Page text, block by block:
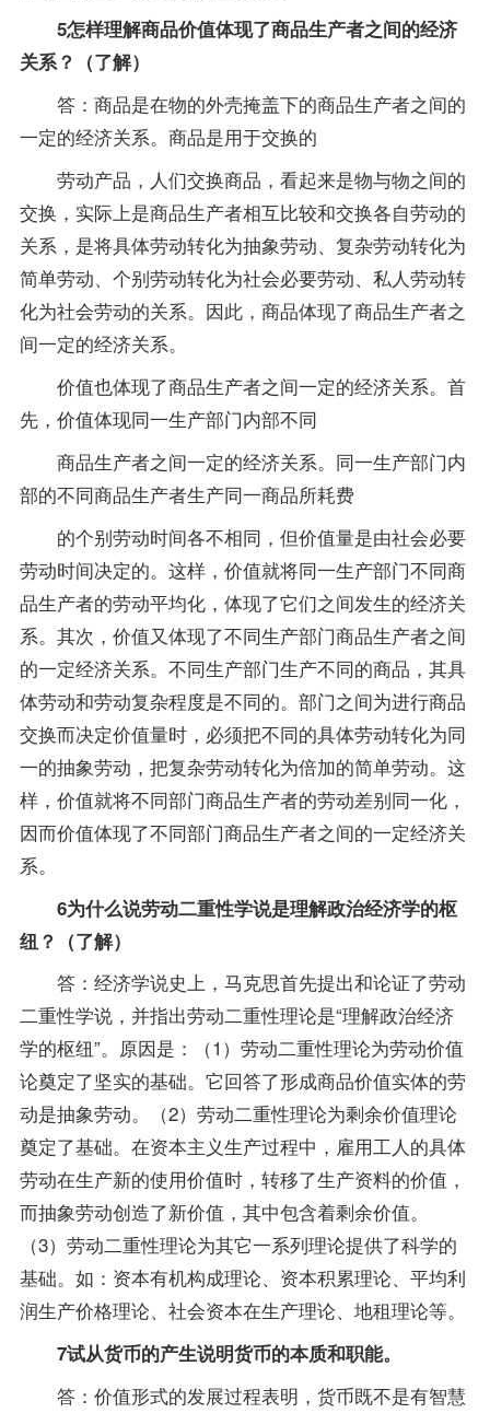
5怎样理解商品价值体现了商品生产者之间的经济
关系？（了解）
答：商品是在物的外壳掩盖下的商品生产者之间的
一定的经济关系。商品是用于交换的
劳动产品，人们交换商品，看起来是物与物之间的
交换，实际上是商品生产者相互比较和交换各自劳动的
关系，是将具体劳动转化为抽象劳动、复杂劳动转化为
简单劳动、个别劳动转化为社会必要劳动、私人劳动转
化为社会劳动的关系。因此，商品体现了商品生产者之
间一定的经济关系。
价值也体现了商品生产者之间一定的经济关系。首
先，价值体现同一生产部门内部不同
商品生产者之间一定的经济关系。同一生产部门内
部的不同商品生产者生产同一商品所耗费
的个别劳动时间各不相同，但价值量是由社会必要
劳动时间决定的。这样，价值就将同一生产部门不同商
品生产者的劳动平均化，体现了它们之间发生的经济关
系。其次，价值又体现了不同生产部门商品生产者之间
的一定经济关系。不同生产部门生产不同的商品，其具
体劳动和劳动复杂程度是不同的。部门之间为进行商品
交换而决定价值量时，必须把不同的具体劳动转化为同
一的抽象劳动，把复杂劳动转化为倍加的简单劳动。这
样，价值就将不同部门商品生产者的劳动差别同一化，
因而价值体现了不同部门商品生产者之间的一定经济关
系。
6为什么说劳动二重性学说是理解政治经济学的枢
纽？（了解）
答：经济学说史上，马克思首先提出和论证了劳动
二重性学说，并指出劳动二重性理论是“理解政治经济
学的枢纽”。原因是：（1）劳动二重性理论为劳动价值
论奠定了坚实的基础。它回答了形成商品价值实体的劳
动是抽象劳动。（2）劳动二重性理论为剩余价值理论
奠定了基础。在资本主义生产过程中，雇用工人的具体
劳动在生产新的使用价值时，转移了生产资料的价值，
而抽象劳动创造了新价值，其中包含着剩余价值。
（3）劳动二重性理论为其它一系列理论提供了科学的
基础。如：资本有机构成理论、资本积累理论、平均利
润生产价格理论、社会资本在生产理论、地租理论等。
7试从货币的产生说明货币的本质和职能。
答：价值形式的发展过程表明，货币既不是有智慧